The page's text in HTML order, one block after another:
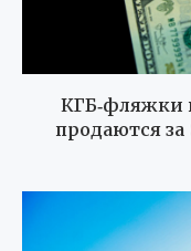
КГБ‑фляжки
продаются за